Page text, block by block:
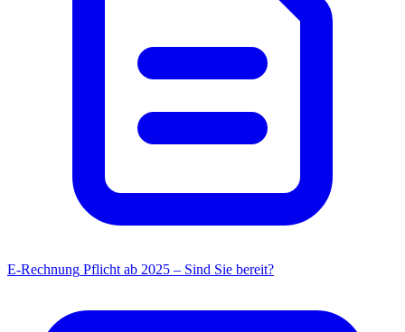
E-Rechnung Pflicht ab 2025 – Sind Sie bereit?